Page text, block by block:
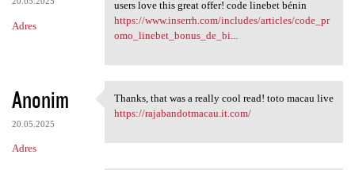
Adres
users love this great offer! code linebet bénin
https://www.inserrh.com/includes/articles/code_pr
omo_linebet_bonus_de_bi...
Anonim
20.05.2025
Adres
Thanks, that was a really
Thanks, that was a really cool read! toto macau live
https://rajabandotmacau.it.com/